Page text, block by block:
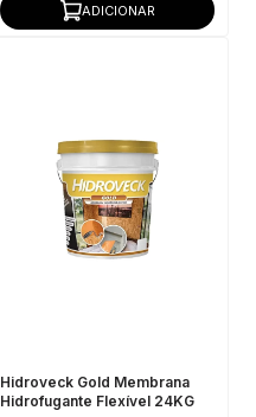
ADICIONAR
Hidroveck Gold Membrana
Hidrofugante Flexível 24KG